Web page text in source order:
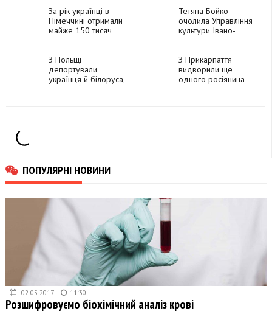
нелегалів
За рік українці в
Німеччині отримали
майже 150 тисяч
Тетяна Бойко
очолила Управління
культури Івано-
З Польщі
депортували
українця й білоруса,
З Прикарпаття
видворили ще
одного росіянина
ПОПУЛЯРНІ НОВИНИ
02.05.2017 11:30
Розшифровуємо біохімічний аналіз крові